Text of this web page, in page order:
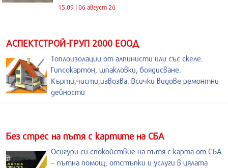
15:09 | 06 август 26
АСПЕКТСТРОЙ-ГРУП 2000 ЕООД
Топлоизолации от алпинисти или със скеле.
Гипсокартон, шпакловки, боядисване.
Кърти,чисти,извозва. Всички видове ремонтни
дейности
Без стрес на пътя с картите на СБА
Осигури си спокойствие на пътя с карта от СБА
– пътна помощ, отстъпки и услуги в цялата